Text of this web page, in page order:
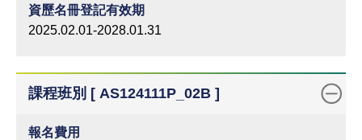
資歷名冊登記有效期
2025.02.01-2028.01.31
課程班別 [ AS124111P_02B ]
報名費用